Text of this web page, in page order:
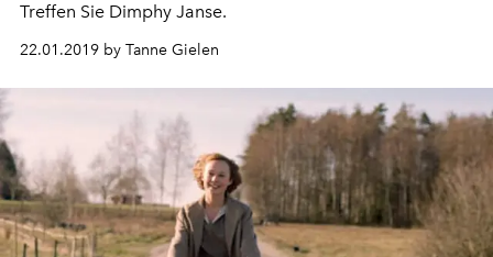
Treffen Sie Dimphy Janse.
22.01.2019 by Tanne Gielen